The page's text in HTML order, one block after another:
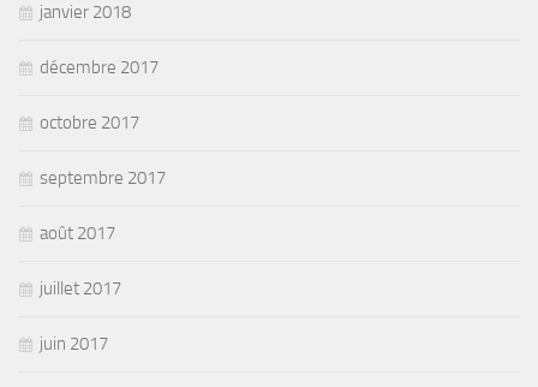
janvier 2018
décembre 2017
octobre 2017
septembre 2017
août 2017
juillet 2017
juin 2017